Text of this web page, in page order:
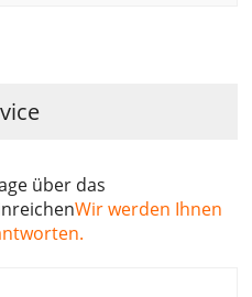
über das
Wir werden Ihnen